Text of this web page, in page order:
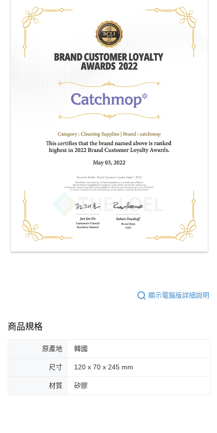
顯示電腦版詳細說明
商品規格
原產地 韓國
尺寸 120 x 70 x 245 mm
材質 矽膠